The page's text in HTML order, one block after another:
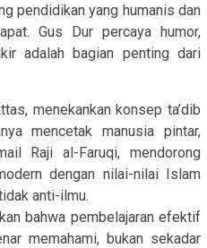
pendidikan yang humanis dan
Gus Dur percaya humor,
adalah bagian penting dari
menekankan konsep ta’dib
mencetak manusia pintar,
Raji al-Faruqi, mendorong
dengan nilai-nilai Islam
anti-ilmu.
bahwa pembelajaran efektif
memahami, bukan sekadar